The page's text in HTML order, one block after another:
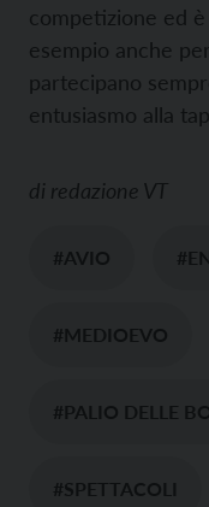
competizione ed
esempio anche
partecipano
entusiasmo alla
di redazione VT
#AVIO
#MEDIOEVO
#PALIO DELLE
#SPETTACOLI